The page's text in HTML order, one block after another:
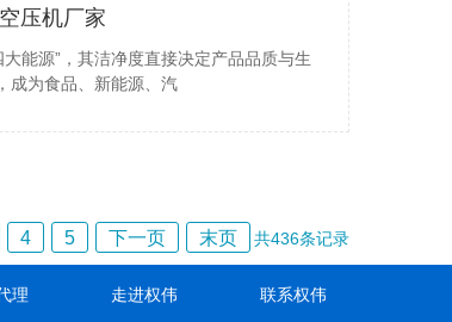
压机厂家
能源”，其洁净度直接决定产品品质与生
成为食品、新能源、汽
4 5 下一页 末页 共436条记录
理 走进权伟 联系权伟